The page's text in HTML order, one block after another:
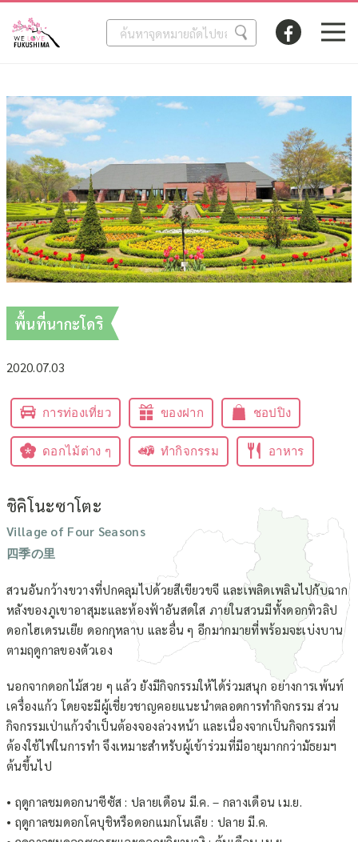
พื้นที่นากะโดริ
2020.07.03
การท่องเที่ยว ของฝาก ชอปปิง
ดอกไม้ต่าง ๆ ทำกิจกรรม อาหาร
ชิคิโนะซาโตะ
Village of Four Seasons
四季の里
สวนอันกว้างขวางที่ปกคลุมไปด้วยสีเขียวขจี และเพลิดเพลินไปกับฉาก
หลังของภูเขาอาสุมะและท้องฟ้าอันสดใส ภายในสวนมีทั้งดอกทิวลิป
ดอกไฮเดรนเยีย ดอกกุหลาบ และอื่น ๆ อีกมากมายที่พร้อมจะเบ่งบาน
ตามฤดูกาลของตัวเอง
นอกจากดอกไม้สวย ๆ แล้ว ยังมีกิจกรรมให้ได้ร่วมสนุก อย่างการเพ้นท์
เครื่องแก้ว โดยจะมีผู้เชี่ยวชาญคอยแนะนำตลอดการทำกิจกรรม ส่วน
กิจกรรมเป่าแก้วจำเป็นต้องจองล่วงหน้า และเนื่องจากเป็นกิจกรรมที่
ต้องใช้ไฟในการทำ จึงเหมาะสำหรับผู้เข้าร่วมที่มีอายุมากกว่ามัธยมฯ
ต้นขึ้นไป
• ฤดูกาลชมดอกนาซีซัส : ปลายเดือน มี.ค. – กลางเดือน เม.ย.
• ฤดูกาลชมดอกโคบุชิหรือดอกแมกโนเลีย : ปลาย มี.ค.